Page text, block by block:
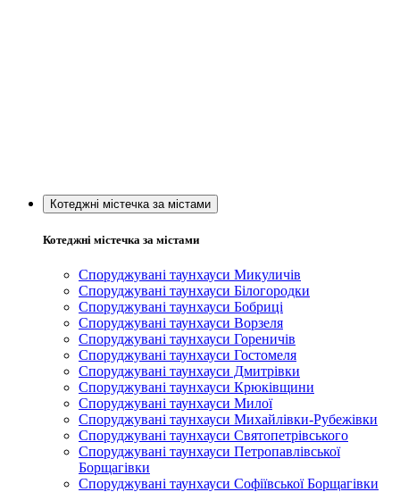
Котеджні містечка за містами
Котеджні містечка за містами
Споруджувані таунхауси Микуличів
Споруджувані таунхауси Білогородки
Споруджувані таунхауси Бобриці
Споруджувані таунхауси Ворзеля
Споруджувані таунхауси Гореничів
Споруджувані таунхауси Гостомеля
Споруджувані таунхауси Дмитрівки
Споруджувані таунхауси Крюківщини
Споруджувані таунхауси Милої
Споруджувані таунхауси Михайлівки-Рубежівки
Споруджувані таунхауси Святопетрівського
Споруджувані таунхауси Петропавлівської
Борщагівки
Споруджувані таунхауси Софіївської Борщагівки